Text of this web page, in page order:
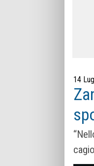
14